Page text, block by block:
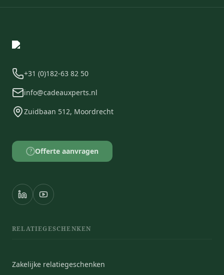
+31 (0)182-63 82 50
info@cadeauxperts.nl
Zuidbaan 512, Moordrecht
? Offerte aanvragen
RELATIEGESCHENKEN
Zakelijke relatiegeschenken